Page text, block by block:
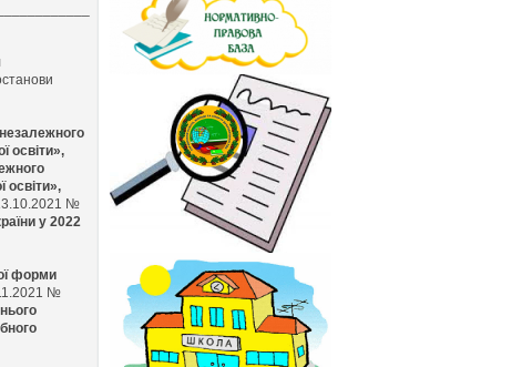
освіти»,
освіти»,
№
у 2022
форми
№